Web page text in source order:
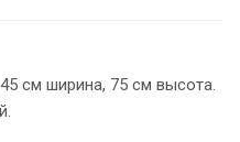
см ширина, 75 см высота.